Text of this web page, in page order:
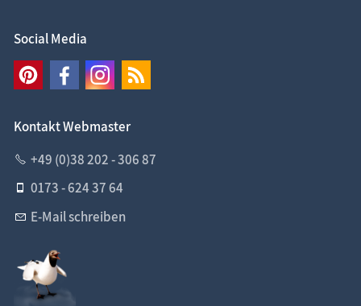
Social Media
Kontakt Webmaster
+49 (0)38 202 - 306 87
0173 - 624 37 64
E-Mail schreiben